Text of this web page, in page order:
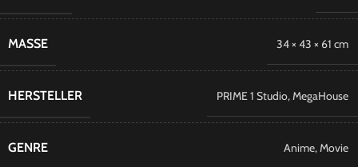
MASSE 34 × 43 × 61 cm
HERSTELLER PRIME 1 Studio,MegaHouse
GENRE Anime,Movie